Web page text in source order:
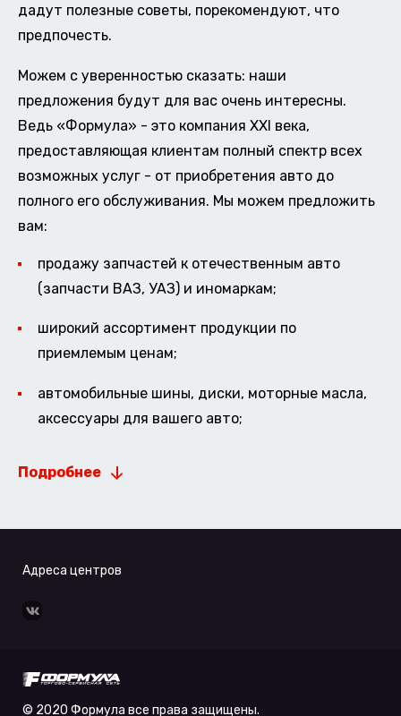
дадут полезные советы, порекомендуют, что
предпочесть.
Можем с уверенностью сказать: наши
предложения будут для вас очень интересны.
Ведь «Формула» - это компания XXI века,
предоставляющая клиентам полный спектр всех
возможных услуг - от приобретения авто до
полного его обслуживания. Мы можем предложить
вам:
продажу запчастей к отечественным авто
(запчасти ВАЗ, УАЗ) и иномаркам;
широкий ассортимент продукции по
приемлемым ценам;
автомобильные шины, диски, моторные масла,
аксессуары для вашего авто;
Подробнее
Адреса центров
© 2020 Формула все права защищены.